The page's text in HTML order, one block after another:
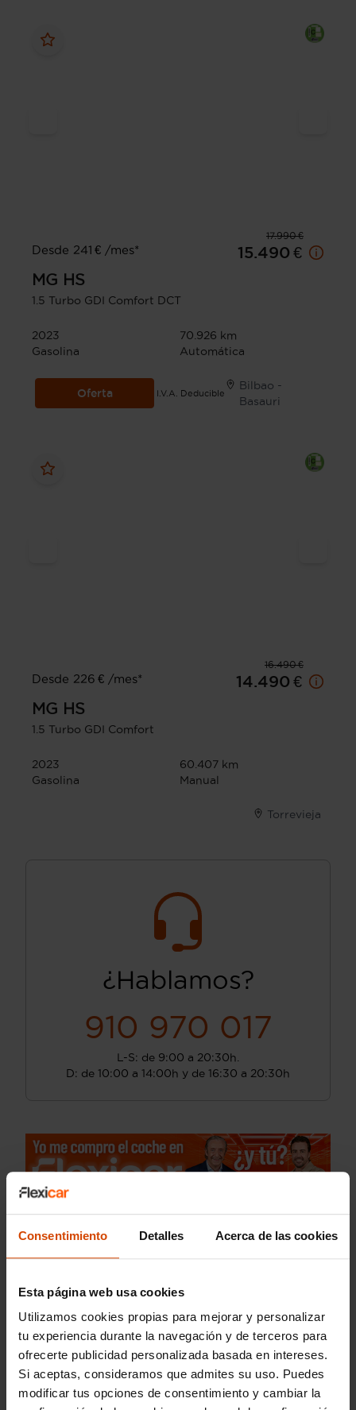
Consentimiento Detalles Acerca de las cookies
Esta página web usa cookies
Utilizamos cookies propias para mejorar y personalizar
tu experiencia durante la navegación y de terceros para
ofrecerte publicidad personalizada basada en intereses.
Si aceptas, consideramos que admites su uso. Puedes
modificar tus opciones de consentimiento y cambiar la
17.990 €
Desde 241 € /mes*
15.490 €
MG HS
1.5 Turbo GDI Comfort DCT
2023
70.926 km
Gasolina
Automática
Oferta I.V.A. Deducible
Bilbao -
Basauri
16.490 €
Desde 226 € /mes*
14.490 €
MG HS
1.5 Turbo GDI Comfort
2023
60.407 km
Gasolina
Manual
Torrevieja
¿Hablamos?
910 970 017
L-S: de 9:00 a 20:30h.
D: de 10:00 a 14:00h y de 16:30 a 20:30h